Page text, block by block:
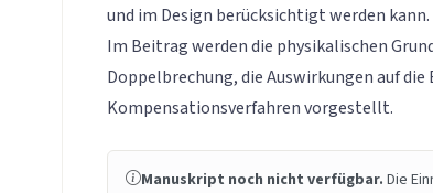
und im Design berücksichtigt werden kann.
Im Beitrag werden die physikalischen
Doppelbrechung, die Auswirkungen auf
Kompensationsverfahren vorgestellt.
Manuskript noch nicht verfügbar. Die